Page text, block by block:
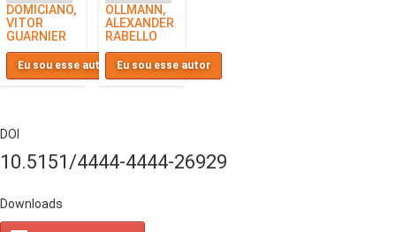
DOMICIANO,
VITOR
GUARNIER
Eu sou esse autor
OLLMANN,
ALEXANDER
RABELLO
Eu sou esse autor
DOI
10.5151/4444-4444-26929
Downloads